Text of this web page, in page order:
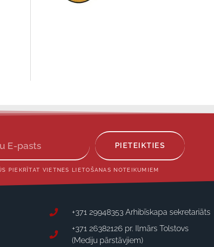
PIETEIKTIES
PIEKRĪTAT VIETNES LIETOŠANAS NOTEIKUMIEM
+371 29948353 Arhibīskapa sekretariāts
+371 26382126 pr. Ilmārs Tolstovs
(Mediju pārstāvjiem)